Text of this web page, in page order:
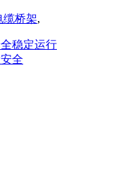
缆桥架,
稳定运行
全